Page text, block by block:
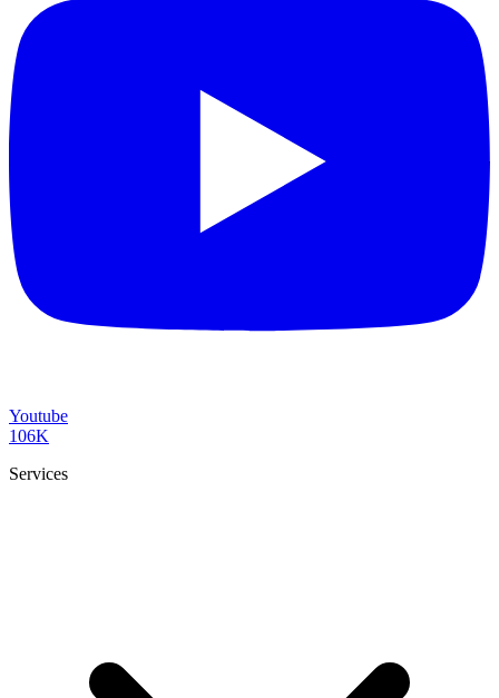
Youtube
106K
Services